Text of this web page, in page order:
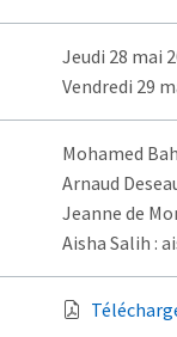
Jeudi 28 mai
Vendredi 29
Mohamed
Arnaud
Jeanne de
Aisha Salih :